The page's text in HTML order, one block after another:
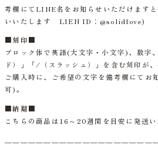
考欄にて LINE名をお知らせいただけますと
いいたします LIEN ID ： @solidlove)
■刻印■
ブロック体で英語(大文字・小文字)、数字
ド）」「/（スラッシュ）」を含む刻印が
ご購入時に、ご希望の文字を備考欄にてお
可)。
■納期■
こちらの商品は16～20週間を目安に発送い